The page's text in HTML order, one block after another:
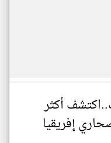
أكثر
إفريقيا